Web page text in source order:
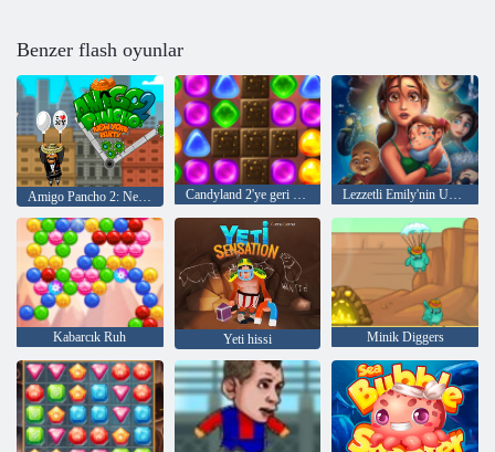
Benzer flash oyunlar
Amigo Pancho 2: New York Partisi Candyland 2'ye geri dön Lezzetli Emily'nin Umutlar ve Korkular
Kabarcık Ruh Yeti hissi Minik Diggers